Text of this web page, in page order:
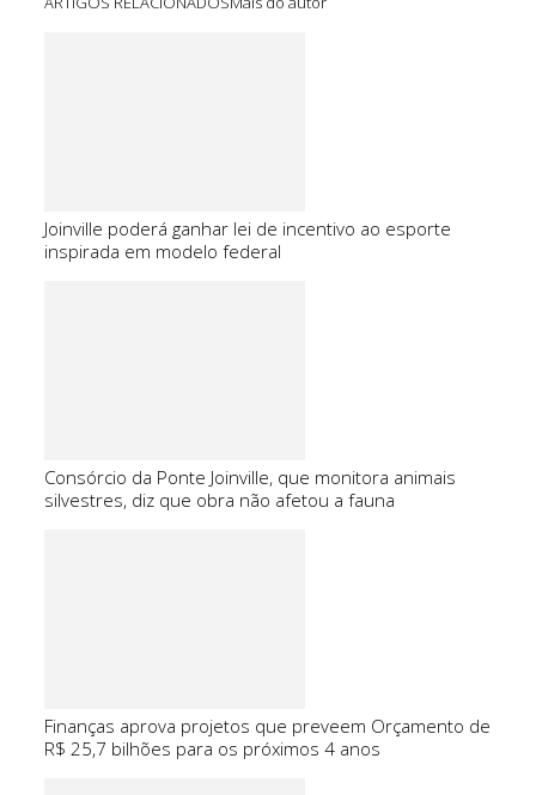
Joinville poderá ganhar lei de incentivo ao esporte
inspirada em modelo federal
Consórcio da Ponte Joinville, que monitora animais
silvestres, diz que obra não afetou a fauna
Finanças aprova projetos que preveem Orçamento de
R$ 25,7 bilhões para os próximos 4 anos